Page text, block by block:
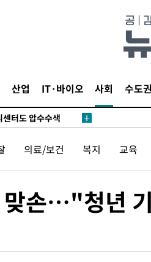
산업 IT·바이오 사회 수도권
시 꺾인다"
유의 압수수색(종
는 내부 지침 준수"
시·경계태세 강
파악 중"
"
일 재개
색에 '충격·당황'
순간 '40도'
의료/보건 복지 교육
맞손…"청년